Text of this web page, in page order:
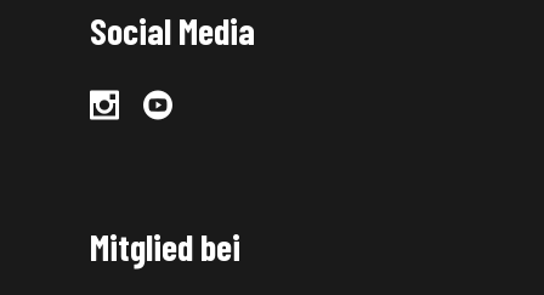
Social Media
Mitglied bei